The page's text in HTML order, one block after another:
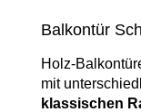
Balkontür
Holz-
mit
klassischen